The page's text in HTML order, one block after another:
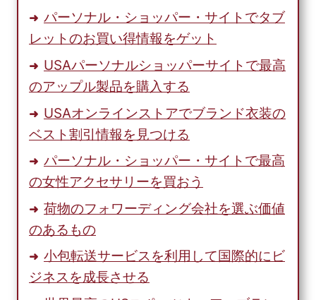
パーソナル・ショッパー・サイトでタブ
レットのお買い得情報をゲット
USAパーソナルショッパーサイトで最高
のアップル製品を購入する
USAオンラインストアでブランド衣装の
ベスト割引情報を見つける
パーソナル・ショッパー・サイトで最高
の女性アクセサリーを買おう
荷物のフォワーディング会社を選ぶ価値
のあるもの
小包転送サービスを利用して国際的にビ
ジネスを成長させる